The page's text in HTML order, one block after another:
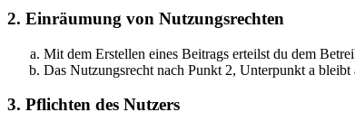
2. Einräumung von Nutzungsrechten
Mit dem Erstellen eines Beitrags erteilst du dem
Das Nutzungsrecht nach Punkt 2, Unterpunkt a
3. Pflichten des Nutzers